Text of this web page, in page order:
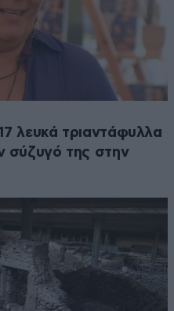
λευκά τριαντάφυλλα
σύζυγό της στην